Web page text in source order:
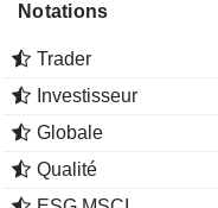
Notations
Trader
Investisseur
Globale
Qualité